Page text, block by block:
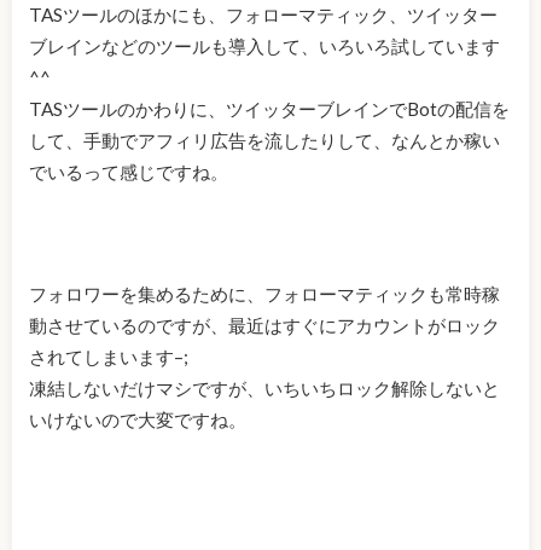
TASツールのほかにも、フォローマティック、ツイッター
ブレインなどのツールも導入して、いろいろ試しています
^^
TASツールのかわりに、ツイッターブレインでBotの配信を
して、手動でアフィリ広告を流したりして、なんとか稼い
でいるって感じですね。
フォロワーを集めるために、フォローマティックも常時稼
動させているのですが、最近はすぐにアカウントがロック
されてしまいます–;
凍結しないだけマシですが、いちいちロック解除しないと
いけないので大変ですね。